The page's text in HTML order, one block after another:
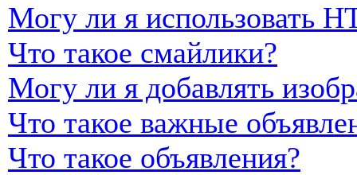
Могу ли я использовать
Что такое смайлики?
Могу ли я добавлять
Что такое важные
Что такое объявления?